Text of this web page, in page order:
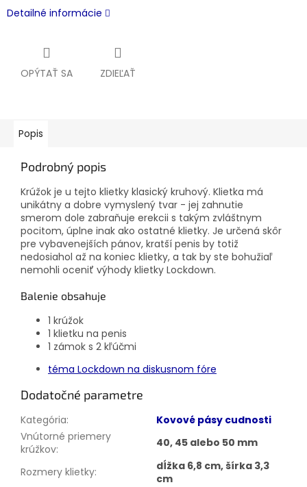
Detailné informácie
OPÝTAŤ SA ZDIEĽAŤ
Popis
Podrobný popis
Krúžok je u tejto klietky klasický kruhový. Klietka má
unikátny a dobre vymyslený tvar - jej zahnutie
smerom dole zabraňuje erekcii s takým zvláštnym
pocitom, úplne inak ako ostatné klietky. Je určená skôr
pre vybavenejších pánov, kratší penis by totiž
nedosiahol až na koniec klietky, a tak by ste bohužiaľ
nemohli oceniť výhody klietky Lockdown.
Balenie obsahuje
1 krúžok
1 klietku na penis
1 zámok s 2 kľúčmi
téma Lockdown na diskusnom fóre
Dodatočné parametre
Kategória:
Kovové pásy cudnosti
Vnútorné priemery
krúžkov: 40, 45 alebo 50 mm
Rozmery klietky:
dĺžka 6,8 cm, šírka 3,3
cm